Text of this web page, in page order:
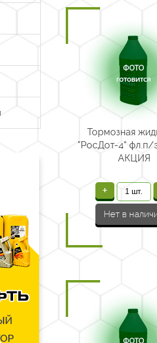
Тормозная
"РосДот-4" фл.п/
АКЦИЯ
+
Нет в